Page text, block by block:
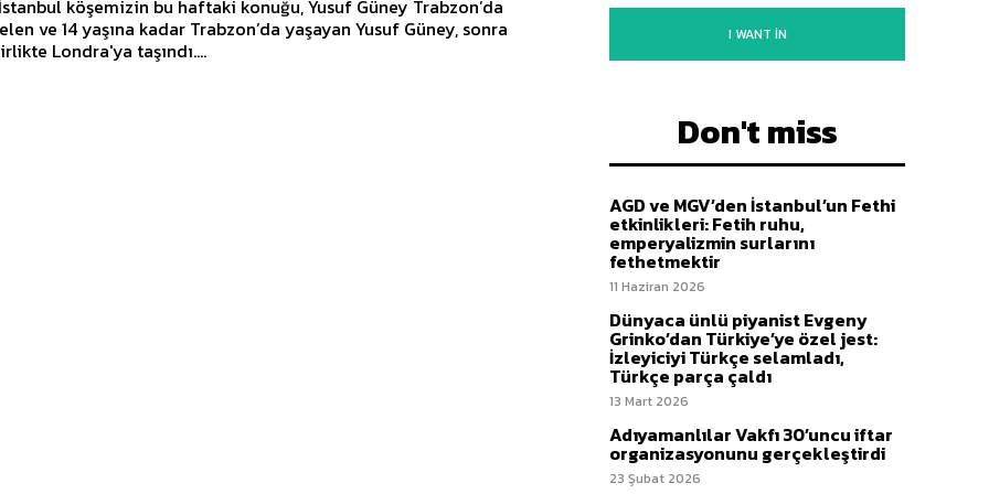
köşemizin bu haftaki konuğu, Yusuf Güney Trabzon’da
ve 14 yaşına kadar Trabzon’da yaşayan Yusuf Güney, sonra
Londra'ya taşındı....
I WANT IN
Don't miss
AGD ve MGV’den İstanbul’un Fethi
etkinlikleri: Fetih ruhu,
emperyalizmin surlarını
fethetmektir
11 Haziran 2026
Dünyaca ünlü piyanist Evgeny
Grinko’dan Türkiye’ye özel jest:
İzleyiciyi Türkçe selamladı,
Türkçe parça çaldı
13 Mart 2026
Adıyamanlılar Vakfı 30’uncu iftar
organizasyonunu gerçekleştirdi
23 Şubat 2026